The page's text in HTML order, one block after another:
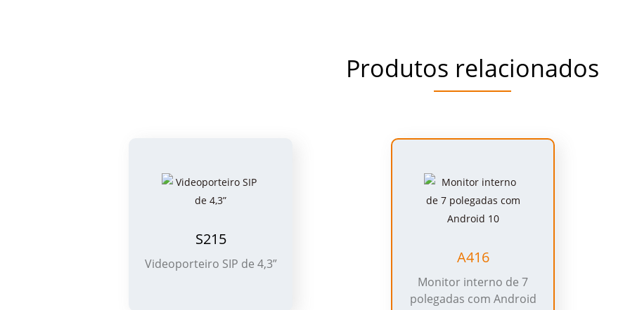
Produtos relacionados
S215
Videoporteiro SIP de 4,3” A416
Monitor interno de 7
polegadas com Android